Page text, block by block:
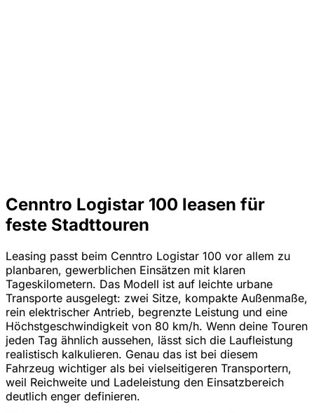
Cenntro Logistar 100 leasen für
feste Stadttouren
Leasing passt beim Cenntro Logistar 100 vor allem zu
planbaren, gewerblichen Einsätzen mit klaren
Tageskilometern. Das Modell ist auf leichte urbane
Transporte ausgelegt: zwei Sitze, kompakte Außenmaße,
rein elektrischer Antrieb, begrenzte Leistung und eine
Höchstgeschwindigkeit von 80 km/h. Wenn deine Touren
jeden Tag ähnlich aussehen, lässt sich die Laufleistung
realistisch kalkulieren. Genau das ist bei diesem
Fahrzeug wichtiger als bei vielseitigeren Transportern,
weil Reichweite und Ladeleistung den Einsatzbereich
deutlich enger definieren.